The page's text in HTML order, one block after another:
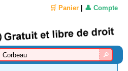
🛒 Panier 👤 Compte